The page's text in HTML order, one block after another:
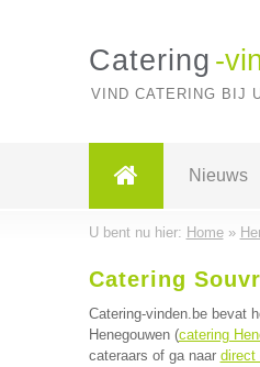
Catering -
VIND CATERING BIJ
Nieuws
U bent nu hier: Home»
Catering
Catering-vinden.be bevat
Henegouwen (catering
cateraars of ga naar direct